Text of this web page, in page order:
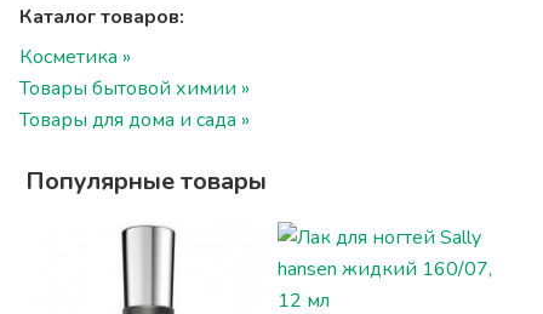
Каталог товаров:
Косметика »
Товары бытовой химии »
Товары для дома и сада »
Популярные товары